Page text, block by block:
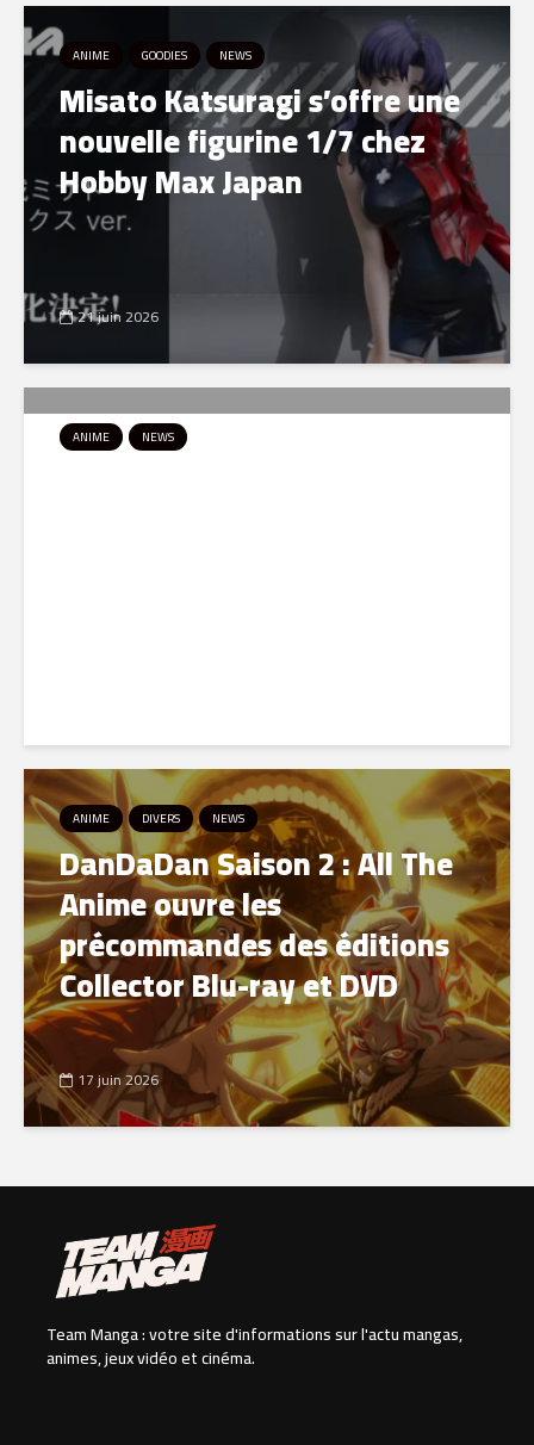
ANIME GOODIES NEWS
Misato Katsuragi s’offre une
nouvelle figurine 1/7 chez
Hobby Max Japan
21 juin 2026
ANIME NEWS
ANIME DIVERS NEWS
DanDaDan Saison 2 : All The
Anime ouvre les
précommandes des éditions
Collector Blu-ray et DVD
17 juin 2026
Team Manga : votre site d'informations sur l'actu mangas,
animes, jeux vidéo et cinéma.